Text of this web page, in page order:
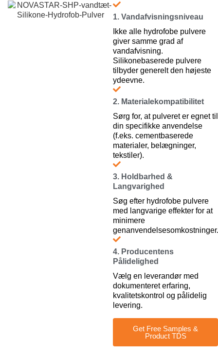
1. Vandafvisningsniveau
Ikke alle hydrofobe pulvere
giver samme grad af
vandafvisning.
Silikonebaserede pulvere
tilbyder generelt den højeste
ydeevne.
2. Materialekompatibilitet
Sørg for, at pulveret er egnet til
din specifikke anvendelse
(f.eks. cementbaserede
materialer, belægninger,
tekstiler).
3. Holdbarhed &
Langvarighed
Søg efter hydrofobe pulvere
med langvarige effekter for at
minimere
genanvendelsesomkostninger.
4. Producentens
Pålidelighed
Vælg en leverandør med
dokumenteret erfaring,
kvalitetskontrol og pålidelig
levering.
Get Free Samples &
Product TDS